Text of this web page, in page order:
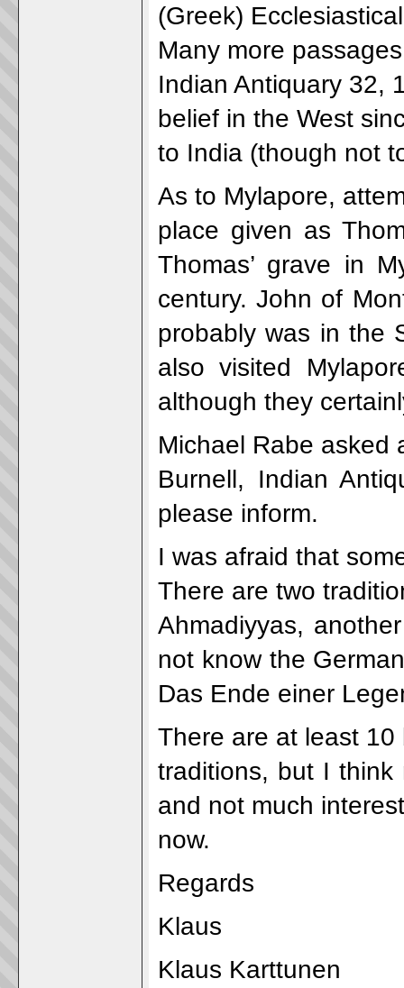
(Greek)
Many more
Indian Antiquary 32,
belief in the West
to India (though not
As to Mylapore,
place given as
Thomas’ grave in
century. John of
probably was in the
also visited
although they
Michael Rabe asked
Burnell, Indian
please inform.
I was afraid that
There are two
Ahmadiyyas,
not know the
Das Ende einer
There are at least
traditions, but I
and not much
now.
Regards
Klaus
Klaus Karttunen